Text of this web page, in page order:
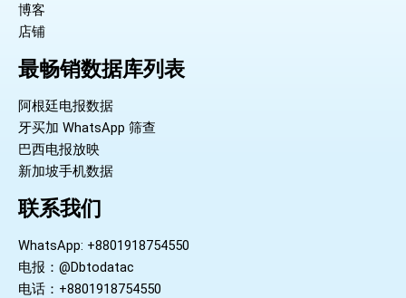
博客
店铺
最畅销数据库列表
阿根廷电报数据
牙买加 WhatsApp 筛查
巴西电报放映
新加坡手机数据
联系我们
WhatsApp: +8801918754550
电报：@Dbtodatac
电话：+8801918754550